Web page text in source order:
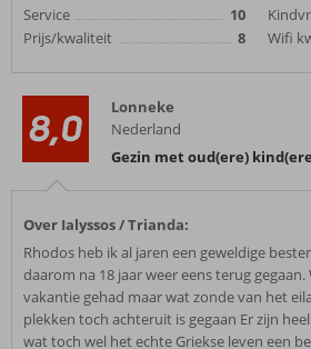
Service
10
Prijs/kwaliteit
8
Wifi
8,0
Lonneke
Nederland
Gezin met oud(ere)
Over Ialyssos / Trianda:
Rhodos heb ik al jaren een geweldige
daarom na 18 jaar weer eens terug
vakantie gehad maar wat zonde van het
plekken toch achteruit is gegaan Er zijn
wat toch wel het echte Griekse leven een